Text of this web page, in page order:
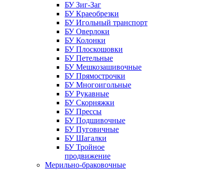
БУ Зиг-Заг
БУ Краеобрезки
БУ Игольный транспорт
БУ Оверлоки
БУ Колонки
БУ Плоскошовки
БУ Петельные
БУ Мешкозашивочные
БУ Прямострочки
БУ Многоигольные
БУ Рукавные
БУ Скорняжки
БУ Прессы
БУ Подшивочные
БУ Пуговичные
БУ Шагалки
БУ Тройное
продвижение
Мерильно-браковочные